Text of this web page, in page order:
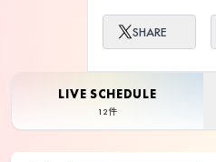
SHARE
LIVE SCHEDULE
12件